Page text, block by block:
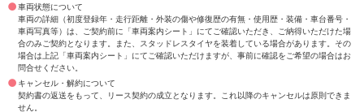
車両状態について
車両の詳細（初度登録年・走行距離・外装の傷や修復歴の有無・使用歴・装備・車台番号・
車両写真等）は、ご契約前に「車両案内シート」にてご確認いただき、ご納得いただけた場
合のみご契約となります。また、スタッドレスタイヤを装着している場合があります。その
場合は上記「車両案内シート」にてご確認いただけますが、事前に確認をご希望の場合はお
問合せください。
キャンセル・解約について
契約書の返送をもって、リース契約の成立となります。これ以降のキャンセルは原則できま
せん。